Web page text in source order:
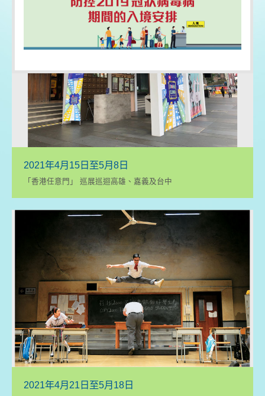
2021年4月15日至5月8日
「香港任意門」 巡展巡迴高雄、嘉義及台中
2021年4月21日至5月18日